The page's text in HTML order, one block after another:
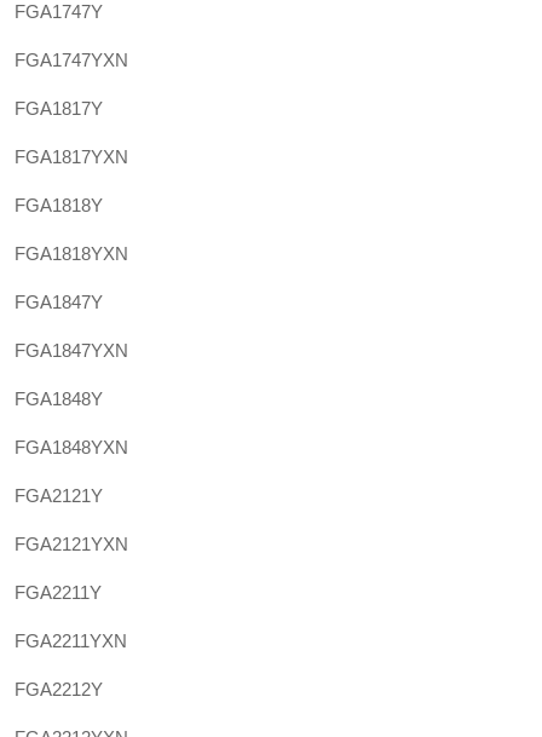
FGA1747Y
FGA1747YXN
FGA1817Y
FGA1817YXN
FGA1818Y
FGA1818YXN
FGA1847Y
FGA1847YXN
FGA1848Y
FGA1848YXN
FGA2121Y
FGA2121YXN
FGA2211Y
FGA2211YXN
FGA2212Y